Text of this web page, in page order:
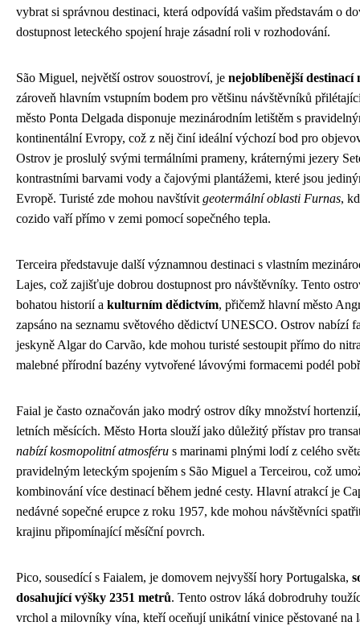
vybrat si správnou destinaci, která odpovídá vašim představám o
dostupnost leteckého spojení hraje zásadní roli v rozhodování.
São Miguel, největší ostrov souostroví, je nejoblíbenější destinací
zároveň hlavním vstupním bodem pro většinu návštěvníků
město Ponta Delgada disponuje mezinárodním letištěm s
kontinentální Evropy, což z něj činí ideální výchozí bod pro
Ostrov je proslulý svými termálními prameny, kráternými jezery
kontrastními barvami vody a čajovými plantážemi, které jsou
Evropě. Turisté zde mohou navštívit geotermální oblasti Furnas,
cozido vaří přímo v zemi pomocí sopečného tepla.
Terceira představuje další významnou destinaci s vlastním
Lajes, což zajišťuje dobrou dostupnost pro návštěvníky. Tento
bohatou historií a kulturním dědictvím, přičemž hlavní město
zapsáno na seznamu světového dědictví UNESCO. Ostrov nabízí
jeskyně Algar do Carvão, kde mohou turisté sestoupit přímo do
malebné přírodní bazény vytvořené lávovými formacemi podél
Faial je často označován jako modrý ostrov díky množství
letních měsících. Město Horta slouží jako důležitý přístav pro
nabízí kosmopolitní atmosféru s marinami plnými lodí z celého
pravidelným leteckým spojením s São Miguel a Terceirou, což
kombinování více destinací během jedné cesty. Hlavní atrakcí je
nedávné sopečné erupce z roku 1957, kde mohou návštěvníci
krajinu připomínající měsíční povrch.
Pico, sousedící s Faialem, je domovem nejvyšší hory Portugalska,
dosahující výšky 2351 metrů. Tento ostrov láká dobrodruhy
vrchol a milovníky vína, kteří oceňují unikátní vinice pěstované na